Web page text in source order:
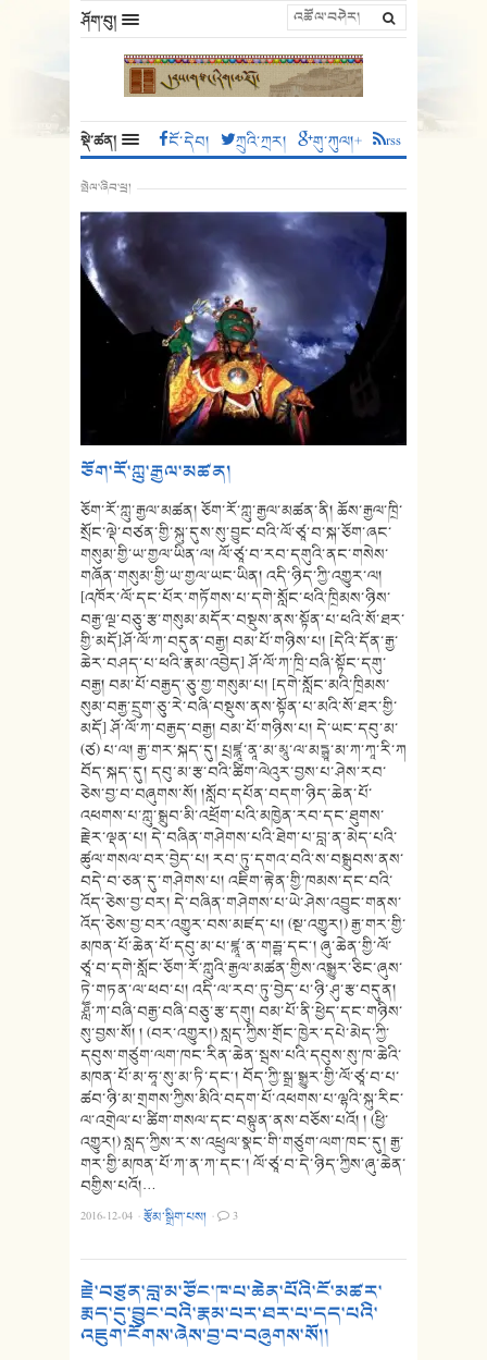
ཤོག་བུ།
སྡེ་ཚན། ངོ་དེབ། ཀྲུའི་ཀྲར། གུ་ཀུལ།+ rss
སྤེལ་ཞིབ་ཕྲ།
ཅོག་རོ་ཀླུ་རྒྱལ་མཚན།
ཅོག་རོ་ཀླུ་རྒྱལ་མཚན། ཅོག་རོ་ཀླུ་རྒྱལ་མཚན་ནི། ཆོས་རྒྱལ་ཁྲི་
སྲོང་ལྡེ་བཙན་གྱི་སྐུ་དུས་སུ་བྱུང་བའི་ལོ་ཙཱ་བ་སྐ་ཅོག་ཞང་
གསུམ་གྱི་ཡ་གྱལ་ཡིན་ལ། ལོ་ཙཱ་བ་རབ་དགུའི་ནང་གསེས་
གཞོན་གསུམ་གྱི་ཡ་གྱལ་ཡང་ཡིན། འདི་ཉིད་ཀྱི་འགྱུར་ལ།
[འཁོར་ལོ་དང་པོར་གཏོགས་པ་དགེ་སློང་ཕའི་ཁྲིམས་ཉིས་
བརྒྱ་ལྔ་བཅུ་རྩ་གསུམ་མདོར་བསྡུས་ནས་སྟོན་པ་ཕའི་སོ་ཐར་
གྱི་མདོ]ཤོ་ལོ་ཀ་བདུན་བརྒྱ། བམ་པོ་གཉིས་པ། [དེའི་དོན་རྒྱ་
ཆེར་བཤད་པ་ཕའི་རྣམ་འབྱེད] ཤོ་ལོ་ཀ་ཁྲི་བཞི་སྟོང་དགུ་
བརྒྱ། བམ་པོ་བརྒྱད་ཅུ་གྱ་གསུམ་པ། [དགེ་སློང་མའི་ཁྲིམས་
སུམ་བརྒྱ་དྲུག་ཅུ་རེ་བཞི་བསྡུས་ནས་སྟོན་པ་མའི་སོ་ཐར་གྱི་
མདོ] ཤོ་ལོ་ཀ་བརྒྱད་བརྒྱ། བམ་པོ་གཉིས་པ། དེ་ཡང་དབུ་མ་
(ཙ) པ་ལ། རྒྱ་གར་སྐད་དུ། པྲཛྙཱ་ནཱ་མ་མཱུ་ལ་མདྷྱཱ་མ་ཀ་ཀཱ་རི་ཀ
བོད་སྐད་དུ། དབུ་མ་རྩ་བའི་ཚིག་ལེའུར་བྱས་པ་ཤེས་རབ་
ཅེས་བྱ་བ་བཞུགས་སོ། །སློབ་དཔོན་བདག་ཉིད་ཆེན་པོ་
འཕགས་པ་ཀླུ་སྒྲུབ་མི་འཕྲོག་པའི་མཁྱེན་རབ་དང་ཐུགས་
རྗེར་ལྡན་པ། དེ་བཞིན་གཤེགས་པའི་ཐེག་པ་བླ་ན་མེད་པའི་
ཚུལ་གསལ་བར་བྱེད་པ། རབ་ཏུ་དགའ་བའི་ས་བསྒྲུབས་ནས་
བདེ་བ་ཅན་དུ་གཤེགས་པ། འཇིག་རྟེན་གྱི་ཁམས་དང་བའི་
འོད་ཅེས་བྱ་བར། དེ་བཞིན་གཤེགས་པ་ཡེ་ཤེས་འབྱུང་གནས་
འོད་ཅེས་བྱ་བར་འགྱུར་བས་མཛད་པ། (སྔ་འགྱུར།) རྒྱ་གར་གྱི་
མཁན་པོ་ཆེན་པོ་དབུ་མ་པ་ཛྙཱ་ན་གརྦྷ་དང༌། ཞུ་ཆེན་གྱི་ལོ་
ཙཱ་བ་དགེ་སློང་ཅོག་རོ་ཀླུའི་རྒྱལ་མཚན་གྱིས་འསྒྱུར་ཅིང་ཞུས་
ཏེ་གཏན་ལ་ཕབ་པ། འདི་ལ་རབ་ཏུ་བྱེད་པ་ཉི་ཤུ་རྩ་བདུན།
ཤླཽ་ཀ་བཞི་བརྒྱ་བཞི་བཅུ་རྩ་དགུ། བམ་པོ་ནི་ཕྱེད་དང་གཉིས་
སུ་བྱས་སོ། ། (བར་འགྱུར།) སླད་ཀྱིས་གྲོང་ཁྱེར་དཔེ་མེད་ཀྱི་
དབུས་གཙུག་ལག་ཁང་རིན་ཆེན་སྦས་པའི་དབུས་སུ་ཁ་ཆེའི་
མཁན་པོ་མ་ཧཱ་སུ་མ་ཏི་དང༌། བོད་ཀྱི་སྒྲ་སྒྱུར་གྱི་ལོ་ཙཱ་བ་པ་
ཚབ་ཉི་མ་གྲགས་ཀྱིས་མིའི་བདག་པོ་འཕགས་པ་ལྷའི་སྐུ་རིང་
ལ་འགྲེལ་པ་ཚིག་གསལ་དང་བསྟུན་ནས་བཅོས་པའོ། ། (ཕྱི་
འགྱུར།) སླད་ཀྱིས་ར་ས་འཕྲུལ་སྣང་གི་གཙུག་ལག་ཁང་དུ། རྒྱ་
གར་གྱི་མཁན་པོ་ཀ་ན་ཀ་དང་། ལོ་ཙཱ་བ་དེ་ཉིད་ཀྱིས་ཞུ་ཆེན་
བགྱིས་པའོ།…
2016-12-04 ·རྩོམ་སྒྲིག་པས། · 3
རྗེ་བཙུན་བླ་མ་ཙོང་ཁ་པ་ཆེན་པོའི་ངོ་མཚར་
རྨད་དུ་བྱུང་བའི་རྣམ་པར་ཐར་པ་དད་པའི་
འཇུག་ངོགས་ཞེས་བྱ་བ་བཞུགས་སོ།།